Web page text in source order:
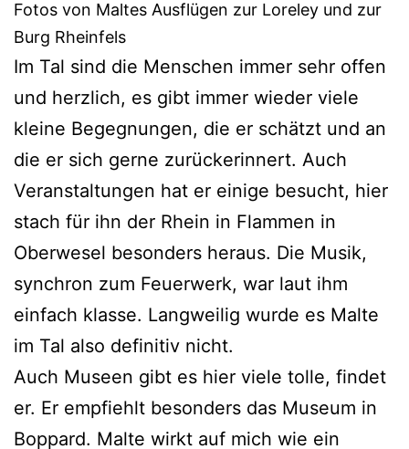
Fotos von Maltes Ausflügen zur Loreley und zur
Burg Rheinfels
Im Tal sind die Menschen immer sehr offen
und herzlich, es gibt immer wieder viele
kleine Begegnungen, die er schätzt und an
die er sich gerne zurückerinnert. Auch
Veranstaltungen hat er einige besucht, hier
stach für ihn der Rhein in Flammen in
Oberwesel besonders heraus. Die Musik,
synchron zum Feuerwerk, war laut ihm
einfach klasse. Langweilig wurde es Malte
im Tal also definitiv nicht.
Auch Museen gibt es hier viele tolle, findet
er. Er empfiehlt besonders das Museum in
Boppard. Malte wirkt auf mich wie ein